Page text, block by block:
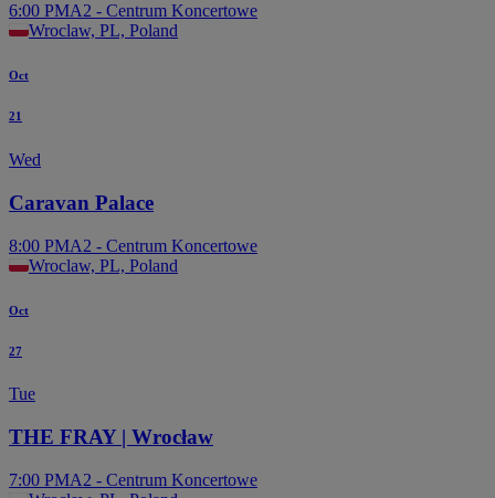
6:00 PMA2 - Centrum Koncertowe
Wroclaw, PL, Poland
Oct
21
Wed
Caravan Palace
8:00 PMA2 - Centrum Koncertowe
Wroclaw, PL, Poland
Oct
27
Tue
THE FRAY | Wrocław
7:00 PMA2 - Centrum Koncertowe